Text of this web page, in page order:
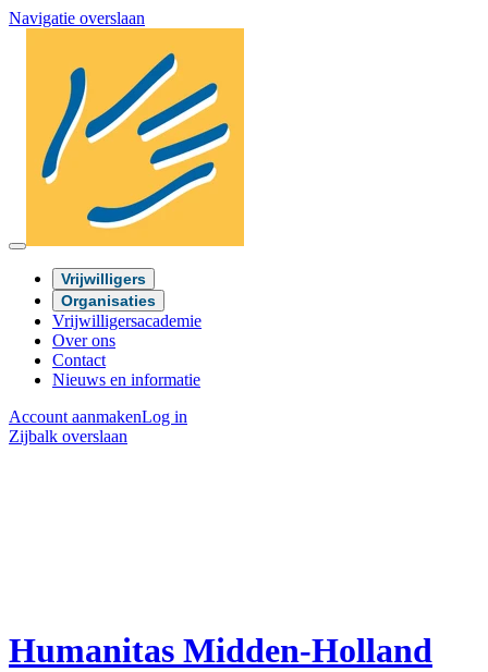
Navigatie overslaan
Vrijwilligers
Organisaties
Vrijwilligersacademie
Over ons
Contact
Nieuws en informatie
Account aanmakenLog in
Zijbalk overslaan
Humanitas Midden-Holland